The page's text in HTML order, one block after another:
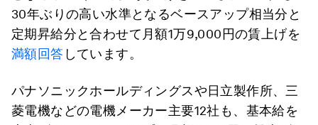
30年ぶりの高い水準となるベースアップ相当分と
定期昇給分と合わせて月額1万9,000円の賃上げを
満額回答 しています。
パナソニックホールディングスや日立製作所、三
菱電機などの電機メーカー主要12社も、基本給を